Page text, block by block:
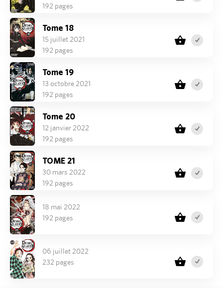
192 pages
Tome 18
15 juillet 2021
192 pages
Tome 19
13 octobre 2021
192 pages
Tome 20
12 janvier 2022
192 pages
TOME 21
30 mars 2022
192 pages
18 mai 2022
192 pages
06 juillet 2022
232 pages